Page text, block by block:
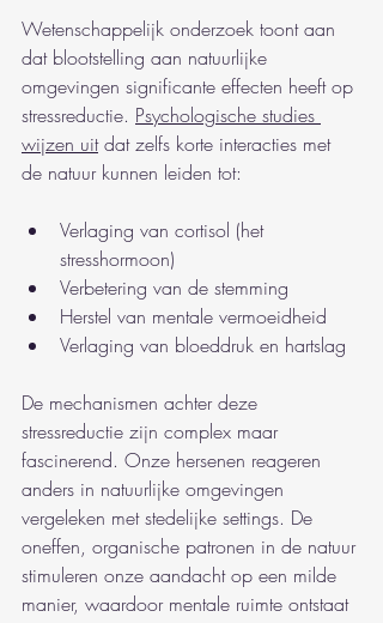
Wetenschappelijk onderzoek toont aan
dat blootstelling aan natuurlijke
omgevingen significante effecten heeft op
stressreductie. Psychologische studies
wijzen uit dat zelfs korte interacties met
de natuur kunnen leiden tot:
Verlaging van cortisol (het
stresshormoon)
Verbetering van de stemming
Herstel van mentale vermoeidheid
Verlaging van bloeddruk en hartslag
De mechanismen achter deze
stressreductie zijn complex maar
fascinerend. Onze hersenen reageren
anders in natuurlijke omgevingen
vergeleken met stedelijke settings. De
oneffen, organische patronen in de natuur
stimuleren onze aandacht op een milde
manier, waardoor mentale ruimte ontstaat